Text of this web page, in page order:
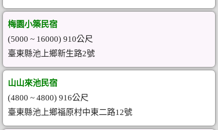
梅園小築民宿
(5000 ~ 16000) 910公尺
臺東縣池上鄉新生路2號
山山來池民宿
(4800 ~ 4800) 916公尺
臺東縣池上鄉福原村中東二路12號